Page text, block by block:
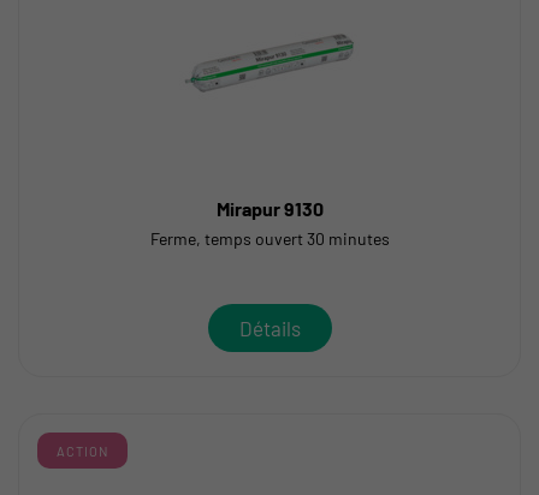
Mirapur 9130
Ferme, temps ouvert 30 minutes
Détails
ACTION